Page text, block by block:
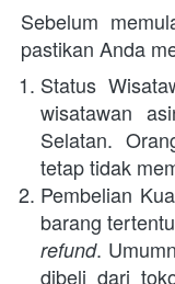
Sebelum
pastikan Anda
Status
wisatawan
Selatan.
tetap tidak
Pembelian
barang
refund.
dibeli dari